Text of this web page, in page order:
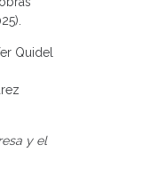
Quidel
y el